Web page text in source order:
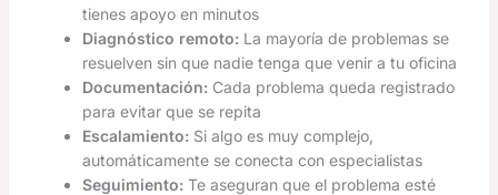
tienes apoyo en minutos
Diagnóstico remoto: La mayoría de problemas se
resuelven sin que nadie tenga que venir a tu oficina
Documentación: Cada problema queda registrado
para evitar que se repita
Escalamiento: Si algo es muy complejo,
automáticamente se conecta con especialistas
Seguimiento: Te aseguran que el problema esté